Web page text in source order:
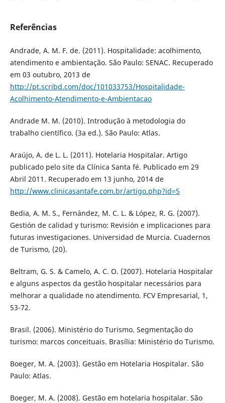
Referências
Andrade, A. M. F. de. (2011). Hospitalidade: acolhimento,
atendimento e ambientação. São Paulo: SENAC. Recuperado
em 03 outubro, 2013 de
http://pt.scribd.com/doc/101033753/Hospitalidade-
Acolhimento-Atendimento-e-Ambientacao
Andrade M. M. (2010). Introdução à metodologia do
trabalho científico. (3a ed.). São Paulo: Atlas.
Araújo, A. de L. L. (2011). Hotelaria Hospitalar. Artigo
publicado pelo site da Clínica Santa fé. Publicado em 29
Abril 2011. Recuperado em 13 junho, 2014 de
http://www.clinicasantafe.com.br/artigo.php?id=5
Bedia, A. M. S., Fernández, M. C. L. & López, R. G. (2007).
Gestión de calidad y turismo: Revisión e implicaciones para
futuras investigaciones. Universidad de Murcia. Cuadernos
de Turismo, (20).
Beltram, G. S. & Camelo, A. C. O. (2007). Hotelaria Hospitalar
e alguns aspectos da gestão hospitalar necessários para
melhorar a qualidade no atendimento. FCV Empresarial, 1,
53-72.
Brasil. (2006). Ministério do Turismo. Segmentação do
turismo: marcos conceituais. Brasília: Ministério do Turismo.
Boeger, M. A. (2003). Gestão em Hotelaria Hospitalar. São
Paulo: Atlas.
Boeger, M. A. (2008). Gestão em hotelaria hospitalar. São